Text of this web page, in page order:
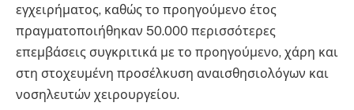
εγχειρήματος, καθώς το προηγούμενο έτος
πραγματοποιήθηκαν 50.000 περισσότερες
επεμβάσεις συγκριτικά με το προηγούμενο, χάρη και
στη στοχευμένη προσέλκυση αναισθησιολόγων και
νοσηλευτών χειρουργείου.